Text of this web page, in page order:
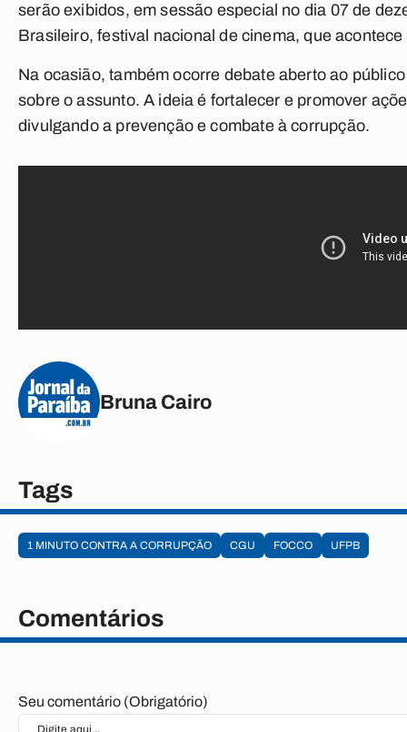
serão exibidos, em sessão especial no dia 07 de
Brasileiro, festival nacional de cinema, que
Na ocasião, também ocorre debate aberto ao
sobre o assunto. A ideia é fortalecer e promover
divulgando a prevenção e combate à corrupção.
Bruna Cairo
Tags
1 MINUTO CONTRA A CORRUPÇÃO CGU FOCCO UFPB
Comentários
Seu comentário (Obrigatório)